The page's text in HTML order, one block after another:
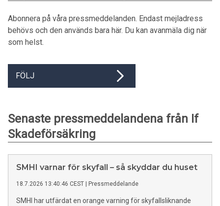
Abonnera på våra pressmeddelanden. Endast mejladress
behövs och den används bara här. Du kan avanmäla dig när
som helst.
FÖLJ
Senaste pressmeddelandena från If
Skadeförsäkring
SMHI varnar för skyfall – så skyddar du huset
18.7.2026 13:40:46 CEST | Pressmeddelande
SMHI har utfärdat en orange varning för skyfallsliknande